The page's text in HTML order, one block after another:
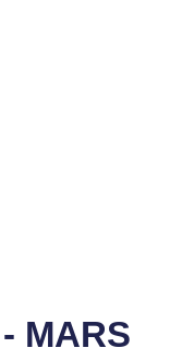
MARS